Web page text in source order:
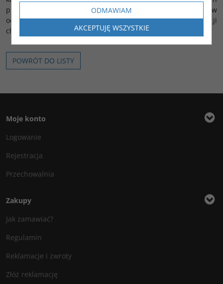
przypadkach używa się korków wykonanych z materiałów
odpornych na działanie kwasów, zasad oraz innych substancji
chemicznych.
POWRÓT DO LISTY
Moje konto
Logowanie
Rejestracja
Przechowalnia
Zakupy
Jak zamawiać?
Regulamin
Reklamacje i zwroty
Złóż reklamację
ODMAWIAM
AKCEPTUJĘ WSZYSTKIE